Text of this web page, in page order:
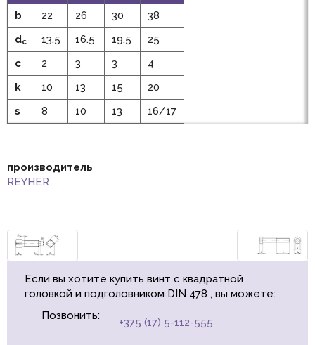
b
22 26 30
38
dc 13.5 16.5 19.5
25
c
2 3 3
4
k
10 13 15
20
s
8 10 13 16/17
производитель
REYHER
Если вы хотите купить винт с квадратной
головкой и подголовником DIN 478 , вы можете:
Позвонить:
+375 (17) 5-112-555